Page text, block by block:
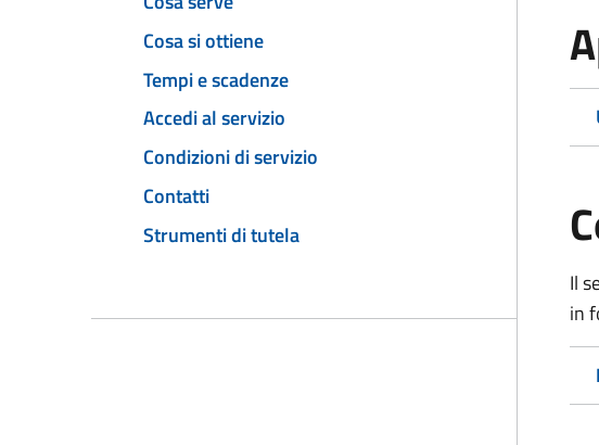
Cosa si ottiene
Tempi e scadenze
Accedi al servizio
Condizioni di servizio
Contatti
Strumenti di tutela
Il
in